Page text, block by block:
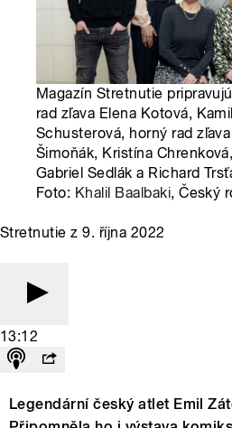
Magazín Stretnutie
rad zľava Elena Kotová,
Schusterová, horný rad
Šimoňák, Kristína Chrenková,
Gabriel Sedlák a Richard
Foto: Khalil Baalbaki, Český
Stretnutie z 9. října 2022
13:12
Legendární český atlet Emil